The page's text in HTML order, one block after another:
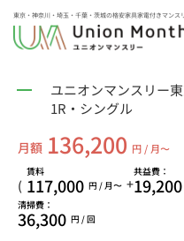
東京・神奈川・埼玉・千葉・茨城の格安家具家電付きマンス
ユニオンマンスリー
1R・シングル
月額 136,200 円 / 月〜
(
賃料
117,000 円 / 月〜 +
共益費：
19,200
清掃費：
36,300 円 / 回